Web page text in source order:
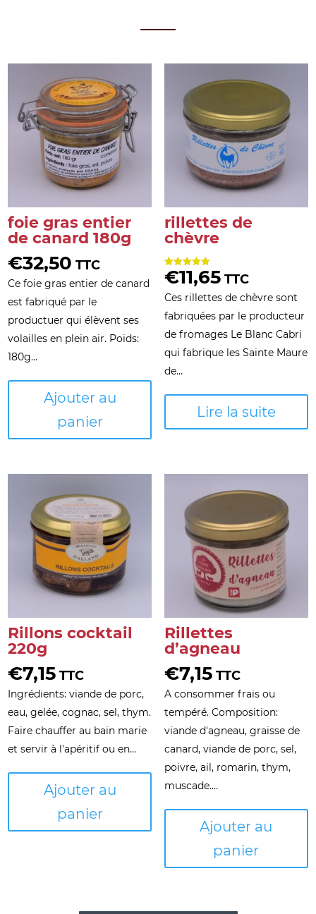
foie gras entier
de canard 180g
€32,50 TTC
Ce foie gras entier de canard
est fabriqué par le
productuer qui élèvent ses
volailles en plein air. Poids:
180g…
Ajouter au
panier
rillettes de
chèvre
Note
5.00
€11,65 TTC
Ces rillettes de chèvre sont
fabriquées par le producteur
de fromages Le Blanc Cabri
qui fabrique les Sainte Maure
de…
Lire la suite
Rillons cocktail
220g
€7,15 TTC
Ingrédients: viande de porc,
eau, gelée, cognac, sel, thym.
Faire chauffer au bain marie
et servir à l'apéritif ou en…
Ajouter au
panier
Rillettes
d’agneau
€7,15 TTC
A consommer frais ou
tempéré. Composition:
viande d'agneau, graisse de
canard, viande de porc, sel,
poivre, ail, romarin, thym,
muscade.…
Ajouter au
panier